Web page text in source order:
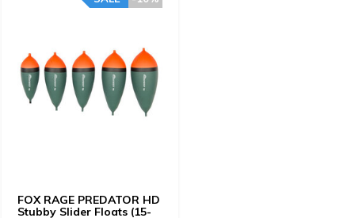
FOX RAGE PREDATOR HD
Stubby Slider Floats (15-